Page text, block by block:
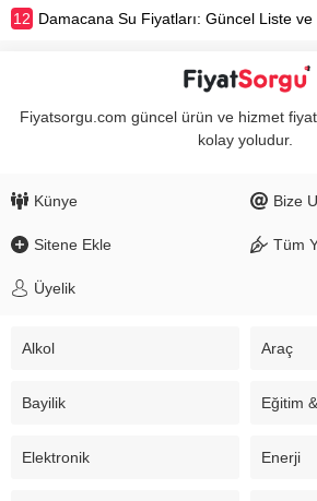
12 Damacana Su Fiyatları: Güncel Liste ve
Fiyatsorgu.com güncel ürün ve hizmet
kolay yoludur.
Künye Bize
Sitene Ekle Tüm
Üyelik
Alkol Araç
Bayilik Eğitim
Elektronik Enerji